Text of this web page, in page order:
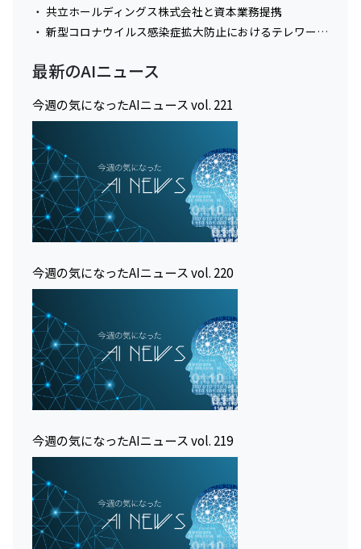
共立ホールディングス株式会社と資本業務提携
新型コロナウイルス感染症拡大防止におけるテレワーク実施に関してのお知らせ
最新のAIニュース
今週の気になったAIニュース vol. 221
今週の気になったAIニュース vol. 220
今週の気になったAIニュース vol. 219